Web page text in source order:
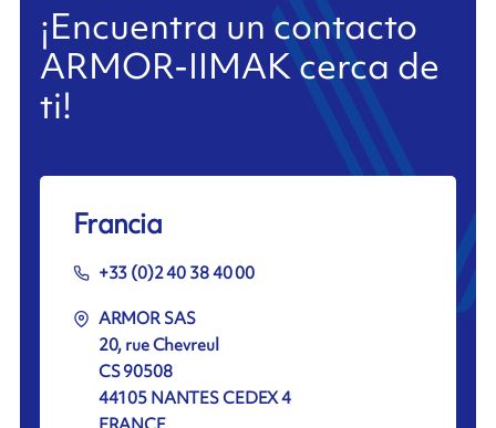
¡Encuentra un contacto
ARMOR-IIMAK cerca de
ti!
Francia
+33 (0)2 40 38 40 00
ARMOR SAS
20, rue Chevreul
CS 90508
44105 NANTES CEDEX 4